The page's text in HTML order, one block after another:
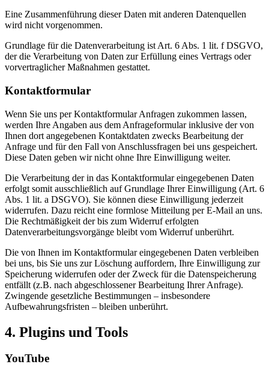
Eine Zusammenführung dieser Daten mit anderen Datenquellen
wird nicht vorgenommen.
Grundlage für die Datenverarbeitung ist Art. 6 Abs. 1 lit. f DSGVO,
der die Verarbeitung von Daten zur Erfüllung eines Vertrags oder
vorvertraglicher Maßnahmen gestattet.
Kontaktformular
Wenn Sie uns per Kontaktformular Anfragen zukommen lassen,
werden Ihre Angaben aus dem Anfrageformular inklusive der von
Ihnen dort angegebenen Kontaktdaten zwecks Bearbeitung der
Anfrage und für den Fall von Anschlussfragen bei uns gespeichert.
Diese Daten geben wir nicht ohne Ihre Einwilligung weiter.
Die Verarbeitung der in das Kontaktformular eingegebenen Daten
erfolgt somit ausschließlich auf Grundlage Ihrer Einwilligung (Art. 6
Abs. 1 lit. a DSGVO). Sie können diese Einwilligung jederzeit
widerrufen. Dazu reicht eine formlose Mitteilung per E-Mail an uns.
Die Rechtmäßigkeit der bis zum Widerruf erfolgten
Datenverarbeitungsvorgänge bleibt vom Widerruf unberührt.
Die von Ihnen im Kontaktformular eingegebenen Daten verbleiben
bei uns, bis Sie uns zur Löschung auffordern, Ihre Einwilligung zur
Speicherung widerrufen oder der Zweck für die Datenspeicherung
entfällt (z.B. nach abgeschlossener Bearbeitung Ihrer Anfrage).
Zwingende gesetzliche Bestimmungen – insbesondere
Aufbewahrungsfristen – bleiben unberührt.
4. Plugins und Tools
YouTube